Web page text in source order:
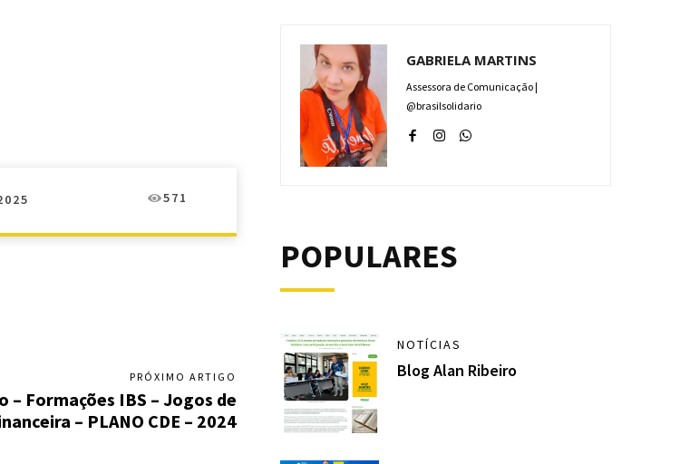
571
PRÓXIMO ARTIGO
– Formações IBS – Jogos de
– PLANO CDE – 2024
GABRIELA MARTINS
Assessora de Comunicação |
@brasilsolidario
POPULARES
NOTÍCIAS
Blog Alan Ribeiro